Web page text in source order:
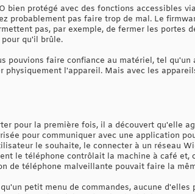
bien protégé avec des fonctions accessibles
probablement pas faire trop de mal. Le
pas, par exemple, de fermer les portes
qu'il brûle.
pouvions faire confiance au matériel, tel
physiquement l'appareil. Mais avec les
pour la première fois, il a découvert qu'elle
pour communiquer avec une application
le souhaite, le connecter à un réseau
le téléphone contrôlait la machine à café et,
de téléphone malveillante pouvait faire la
petit menu de commandes, aucune